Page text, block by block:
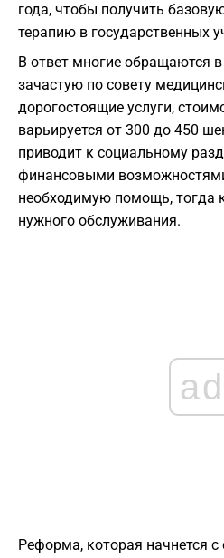
года, чтобы получить
терапию в государственных
В ответ многие обращаются
зачастую по совету
дорогостоящие услуги,
варьируется от 300 до 450
приводит к социальному
финансовыми
необходимую помощь, тогда
нужного обслуживания.
ad
Реформа, которая начнется с